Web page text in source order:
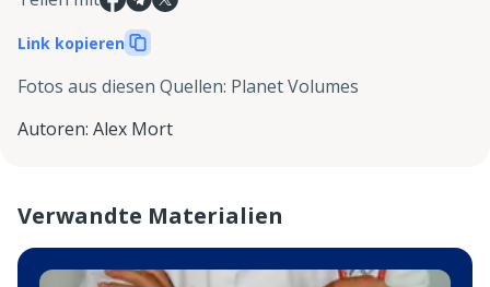
Link kopieren
Fotos aus diesen Quellen: Planet Volumes
Autoren: Alex Mort
Verwandte Materialien